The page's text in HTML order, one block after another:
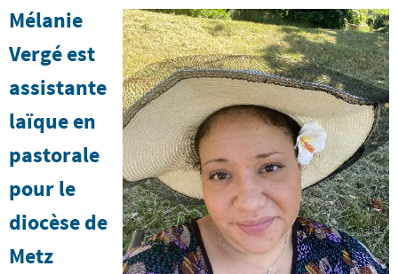
Mélanie
Vergé est
assistante
laïque en
pastorale
pour le
diocèse de
Metz